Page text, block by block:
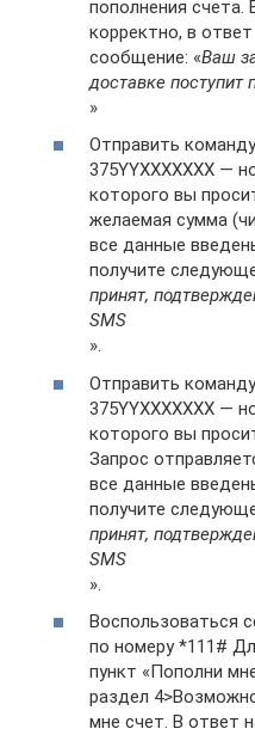
пополнения счета.
корректно, в
сообщение: «Ваш
доставке поступит
»
Отправить
375YYХХХХХХХ —
которого вы
желаемая сумма
все данные
получите
принят,
SMS
».
Отправить
375YYХХХХХХХ —
которого вы
Запрос
все данные
получите
принят,
SMS
».
Воспользоваться
по номеру *111#
пункт «Пополни
раздел
мне счет. В ответ